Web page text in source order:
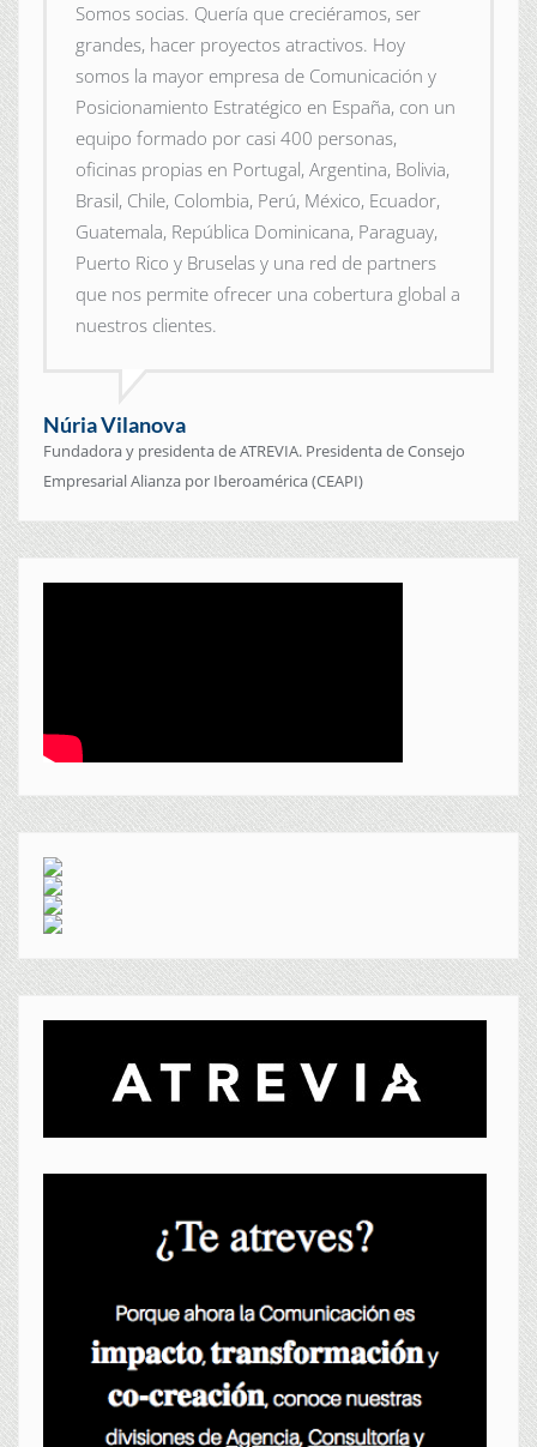
Somos socias. Quería que creciéramos, ser
grandes, hacer proyectos atractivos. Hoy
somos la mayor empresa de Comunicación y
Posicionamiento Estratégico en España, con un
equipo formado por casi 400 personas,
oficinas propias en Portugal, Argentina, Bolivia,
Brasil, Chile, Colombia, Perú, México, Ecuador,
Guatemala, República Dominicana, Paraguay,
Puerto Rico y Bruselas y una red de partners
que nos permite ofrecer una cobertura global a
nuestros clientes.
Núria Vilanova
Fundadora y presidenta de ATREVIA. Presidenta de Consejo
Empresarial Alianza por Iberoamérica (CEAPI)